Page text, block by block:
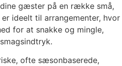
gæster på en række små,
ideelt til arrangementer, hvor
for at snakke og mingle,
ofte sæsonbaserede,